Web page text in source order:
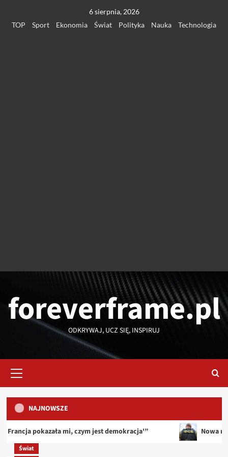
6 sierpnia, 2026
TOP
Sport Ekonomia Świat Polityka Nauka Technologia
foreverframe.pl
ODKRYWAJ, UCZ SIĘ, INSPIRUJ
główne
NAJNOWSZE
mi, czym jest demokracja'” Nowa misja dla
TOP
Jakim kapitałem warto dysponować, by
inwestowanie miało sens?
Świat